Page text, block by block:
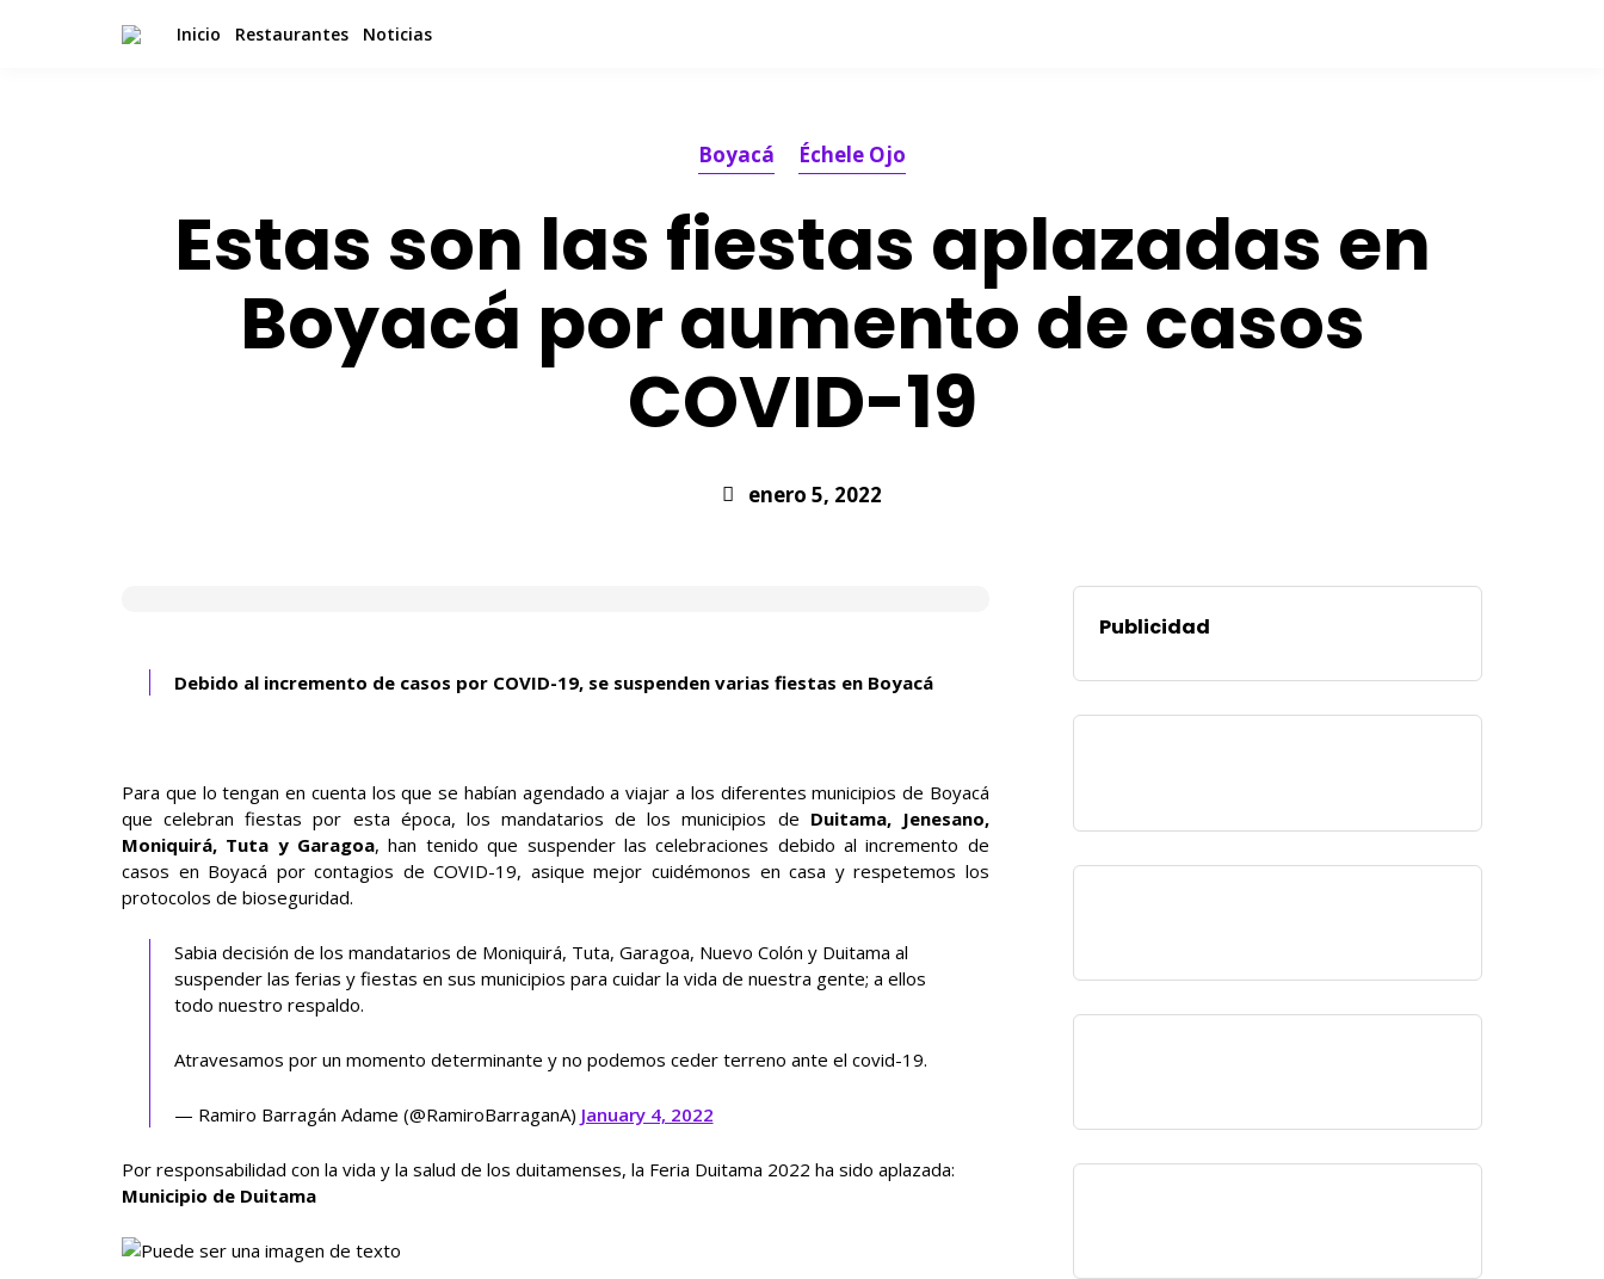
Inicio Restaurantes Noticias
Boyacá Échele Ojo
Estas son las fiestas aplazadas en
Boyacá por aumento de casos
COVID-19
enero 5, 2022
Debido al incremento de casos por COVID-19, se suspenden varias fiestas en Boyacá
Para que lo tengan en cuenta los que se habían agendado a viajar a los diferentes municipios de Boyacá
que celebran fiestas por esta época, los mandatarios de los municipios de Duitama, Jenesano,
Moniquirá, Tuta y Garagoa, han tenido que suspender las celebraciones debido al incremento de
casos en Boyacá por contagios de COVID-19, asique mejor cuidémonos en casa y respetemos los
protocolos de bioseguridad.
Sabia decisión de los mandatarios de Moniquirá, Tuta, Garagoa, Nuevo Colón y Duitama al
suspender las ferias y fiestas en sus municipios para cuidar la vida de nuestra gente; a ellos
todo nuestro respaldo.
Atravesamos por un momento determinante y no podemos ceder terreno ante el covid-19.
— Ramiro Barragán Adame (@RamiroBarraganA) January 4, 2022
Por responsabilidad con la vida y la salud de los duitamenses, la Feria Duitama 2022 ha sido aplazada:
Municipio de Duitama
Publicidad